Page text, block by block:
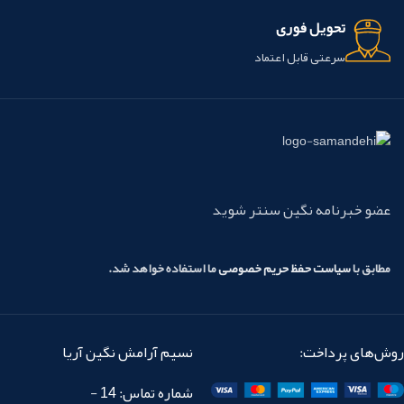
تحویل فوری
سرعتی قابل اعتماد
عضو خبرنامه نگین سنتر شوید
مطابق باسیاست حفظ حریم خصوصیما استفاده خواهد شد.
روش‌های پرداخت:
نسیم آرامش نگین آریا
شماره تماس: 14 -